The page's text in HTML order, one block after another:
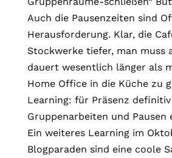
Auch die Pausenzeiten sind
Herausforderung. Klar, die
Stockwerke tiefer, man muss
dauert wesentlich länger als
Home Office in die Küche zu
Learning: für Präsenz
Gruppenarbeiten und Pausen
Ein weiteres Learning im
Blogparaden sind eine coole